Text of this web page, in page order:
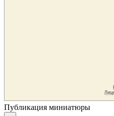
Публикация миниатюры